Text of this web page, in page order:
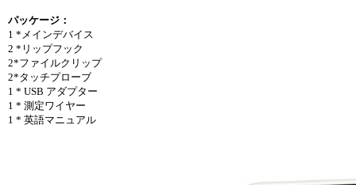
パッケージ：
1 *メインデバイス
2 *リップフック
2*ファイルクリップ
2*タッチプローブ
1 * USB アダプター
1 * 測定ワイヤー
1 * 英語マニュアル